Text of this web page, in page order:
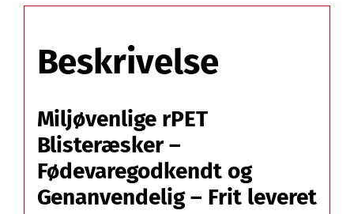
Udvendig
mål
69
F:
mm.
–
Beskrivelse
Miljøvenlige rPET
Blisteræsker –
Fødevaregodkendt og
Genanvendelig – Frit leveret